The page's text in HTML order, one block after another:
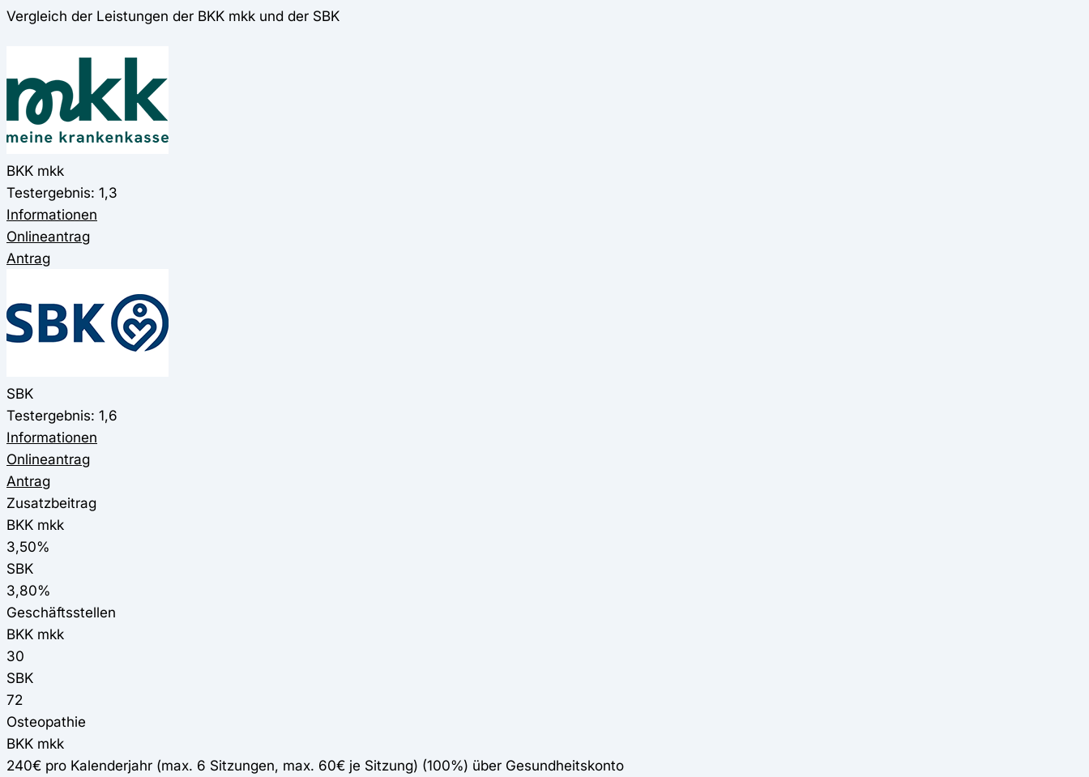
Vergleich der Leistungen der BKK mkk und der SBK
BKK mkk
Testergebnis: 1,3
Informationen
Onlineantrag
Antrag
SBK
Testergebnis: 1,6
Informationen
Onlineantrag
Antrag
Zusatzbeitrag
BKK mkk
3,50%
SBK
3,80%
Geschäftsstellen
BKK mkk
30
SBK
72
Osteopathie
BKK mkk
240€ pro Kalenderjahr (max. 6 Sitzungen, max. 60€ je Sitzung) (100%) über Gesundheitskonto